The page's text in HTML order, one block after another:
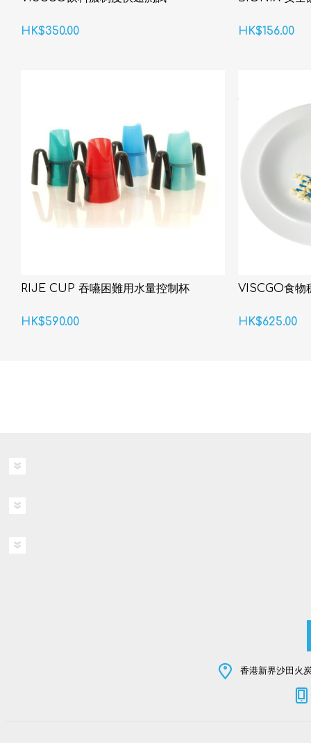
HK$350.00 HK$156.00
RIJE CUP 吞嚥困難用水量控制杯
HK$590.00
VISCGO食物
HK$625.00
香港新界沙田火